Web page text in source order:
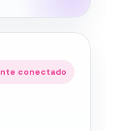
conectado